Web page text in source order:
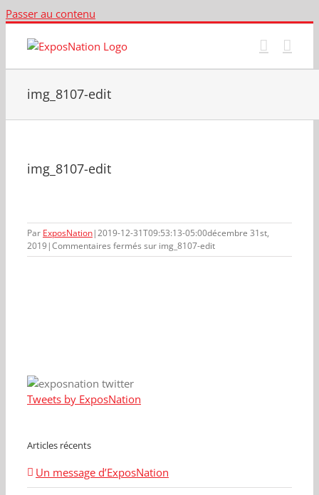
Passer au contenu
img_8107-edit
img_8107-edit
Par ExposNation|2019-12-31T09:53:13-05:00décembre 31st,
2019|Commentaires fermés sur img_8107-edit
Tweets by ExposNation
Articles récents
Un message d’ExposNation